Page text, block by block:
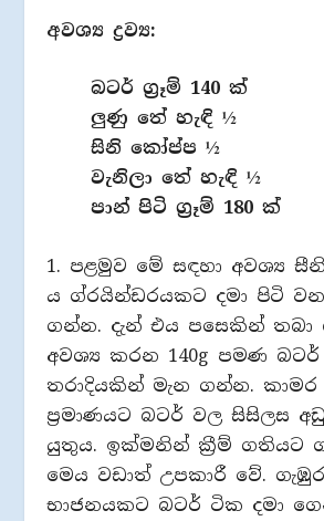
අවශ්‍ය ද්‍රව්‍ය:
බටර් ග්‍රෑම් 140 ක්
ලුණු තේ හැඳි ½
සිනි කෝප්ප ½
වැනිලා තේ හැඳි ½
පාන් පිටි ග්‍රෑම් 180 ක්
1. පළමුව මේ සඳහා අවශ්‍ය
ය ග්රයින්ඩරයකට දමා පිටි
ගන්න. දැන් එය පසෙකින් තබා
අවශ්‍ය කරන 140g පමණ බටර්
තරාදියකින් මැන ගන්න.
ප්‍රමාණයට බටර් වල සිසිලස
යුතුය. ඉක්මනින් ක්‍රීම් ගතියට
මෙය වඩාත් උපකාරී වේ.
භාජනයකට බටර් ටික දමා